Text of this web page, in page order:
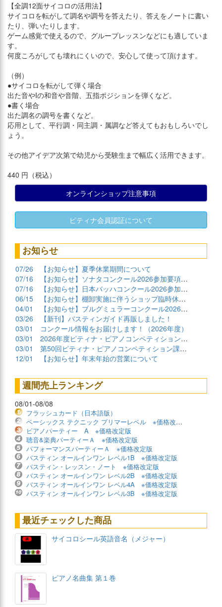
【全調12面サイコロの活用法】
サイコロを転がして調名や調号を答えたり、答えをノートに書い
たり、弾いたりします。
ゲーム感覚で使えるので、グループレッスンなどにも適していま
す。
何度ころがしても壊れにくいので、安心して使って頂けます。
（例）
●サイコロを転がして弾く場合
出た音やIの和音や音階、五指ポジションを弾くなど。
●書く場合
出た調名の調号を書くなど。
応用として、平行調・同主調・属調など答えてもおもしろいでし
ょう。
その他アイデア次第で幼児から受験生まで幅広く活用できます。
440 円（税込）
オンラインショップ注意事項
ピティナ会員認証について
お知らせ
07/26
【お知らせ】夏季休業期間について
07/16
【お知らせ】ソナタコンクール2026参加要項公開
07/16
【お知らせ】日本バッハコンクール2026参加要項公開
06/15
【お知らせ】棚卸実施に伴うショップ臨時休業について
04/01
【お知らせ】ブルグミュラーコンクール2026課題曲公開
03/26
【新刊】バスティンガイド再販しました！
03/01
コンクール情報をお届けします！（2026年度）
03/01
2026年度ピティナ・ピアノコンペティション課題曲商品
03/01
第50回ピティナ・ピアノコンペティション課題曲公開！
12/01
【お知らせ】年末年始の営業について
週間売上ランキング
08/01-08/08
フラッシュカード（日本語版）
ベーシックス テクニック プリマーレベル ※価格改定版
ピアノパーティー A ※価格改定版
聴音&楽典パーティーＡ ※価格改定版
パフォーマンスパーティーＡ ※価格改定版
バスティン オールインワン レベル1B ※価格改定版
バスティン・レッスン・ノート ※価格改定版
バスティン オールインワン レベル2B ※価格改定版
バスティン オールインワン レベル4A ※価格改定版
バスティン オールインワン レベル3B ※価格改定版
最近チェックした商品
サイコロシール英語音名（メジャー）
ピアノ名曲集 第１巻